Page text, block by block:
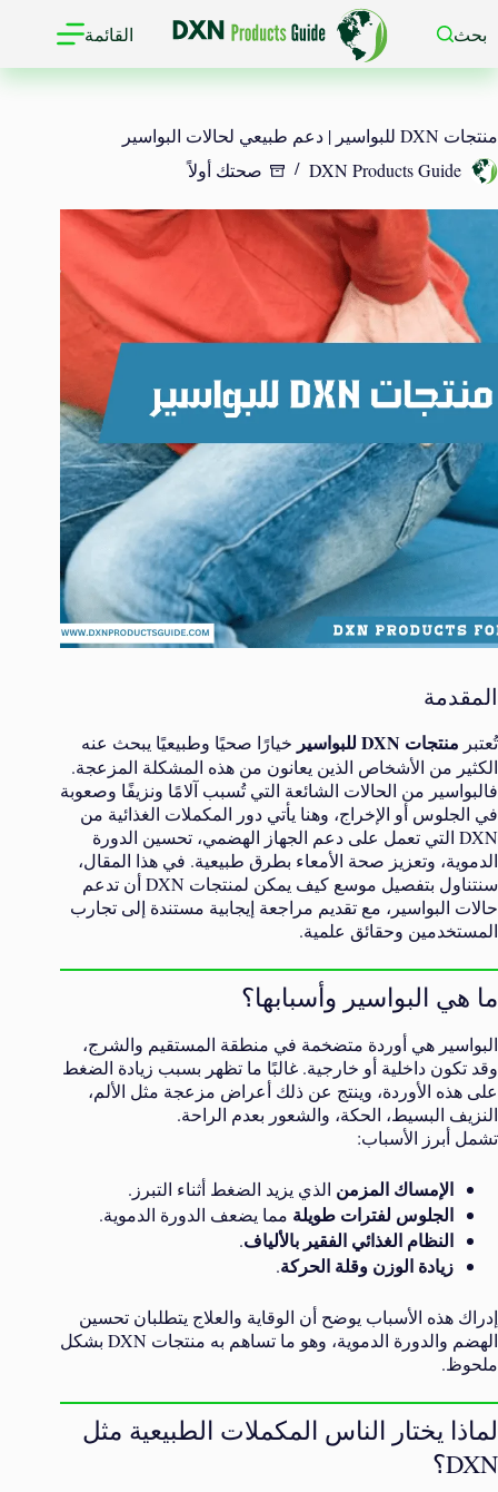
إلىبحث القائمة
منتجات DXN للبواسير | دعم طبيعي لحالات البواسير
DXN Products Guide
صحتك أولاً
المقدمة
تُعتبر منتجات DXN للبواسير
خيارًا صحيًا وطبيعيًا يبحث عنه
الكثير من الأشخاص الذين يعانون من هذه المشكلة المزعجة.
فالبواسير من الحالات الشائعة التي تُسبب آلامًا ونزيفًا وصعوبة
في الجلوس أو الإخراج، وهنا يأتي دور المكملات الغذائية من
DXN التي تعمل على دعم الجهاز الهضمي، تحسين الدورة
الدموية، وتعزيز صحة الأمعاء بطرق طبيعية. في هذا المقال،
سنتناول بتفصيل موسع كيف يمكن لمنتجات DXN أن تدعم
حالات البواسير، مع تقديم مراجعة إيجابية مستندة إلى تجارب
المستخدمين وحقائق علمية.
ما هي البواسير وأسبابها؟
البواسير هي أوردة متضخمة في منطقة المستقيم والشرج،
وقد تكون داخلية أو خارجية. غالبًا ما تظهر بسبب زيادة الضغط
على هذه الأوردة، وينتج عن ذلك أعراض مزعجة مثل الألم،
النزيف البسيط، الحكة، والشعور بعدم الراحة.
تشمل أبرز الأسباب:
الإمساك المزمن الذي يزيد الضغط أثناء التبرز.
الجلوس لفترات طويلة مما يضعف الدورة الدموية.
النظام الغذائي الفقير بالألياف.
زيادة الوزن وقلة الحركة.
إدراك هذه الأسباب يوضح أن الوقاية والعلاج يتطلبان تحسين
الهضم والدورة الدموية، وهو ما تساهم به منتجات DXN بشكل
ملحوظ.
لماذا يختار الناس المكملات الطبيعية مثل
DXN؟